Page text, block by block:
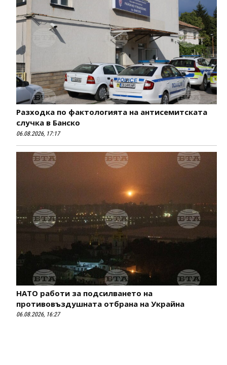
Разходка по фактологията на антисемитската
случка в Банско
06.08.2026, 17:17
НАТО работи за подсилването на
противовъздушната отбрана на Украйна
06.08.2026, 16:27